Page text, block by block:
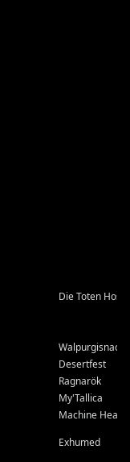
Die Toten
Walpurgisnacht
Desertfest
Ragnarök
My'Tallica
Machine Head
Exhumed